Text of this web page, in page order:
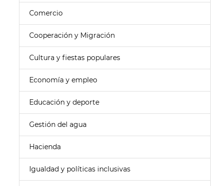
Comercio
Cooperación y Migración
Cultura y fiestas populares
Economía y empleo
Educación y deporte
Gestión del agua
Hacienda
Igualdad y políticas inclusivas